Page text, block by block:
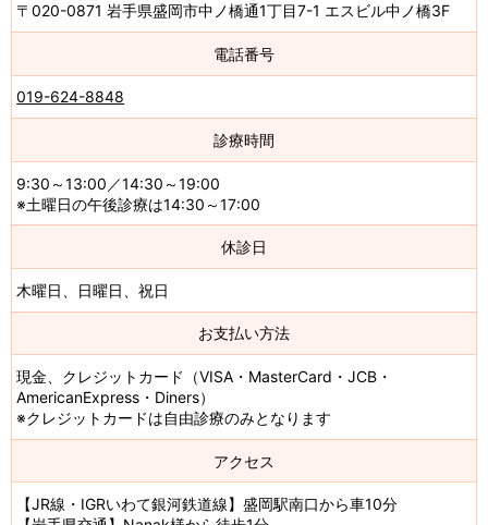
〒020-0871 岩手県盛岡市中ノ橋通1丁目7-1 エスビル中ノ橋3F
電話番号
019-624-8848
診療時間
9:30～13:00／14:30～19:00
※土曜日の午後診療は14:30～17:00
休診日
木曜日、日曜日、祝日
お支払い方法
現金、クレジットカード（VISA・MasterCard・JCB・
AmericanExpress・Diners）
※クレジットカードは自由診療のみとなります
アクセス
【JR線・IGRいわて銀河鉄道線】盛岡駅南口から車10分